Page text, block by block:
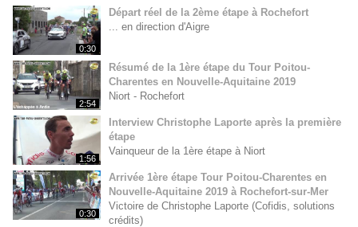
0:30
Départ réel de la 2ème étape à Rochefort
... en direction d'Aigre
2:54
Résumé de la 1ère étape du Tour Poitou-
Charentes en Nouvelle-Aquitaine 2019
Niort - Rochefort
1:56
Interview Christophe Laporte après la première
étape
Vainqueur de la 1ère étape à Niort
0:30
Arrivée 1ère étape Tour Poitou-Charentes en
Nouvelle-Aquitaine 2019 à Rochefort-sur-Mer
Victoire de Christophe Laporte (Cofidis, solutions
crédits)